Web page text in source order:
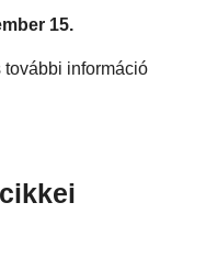
15.
további információ